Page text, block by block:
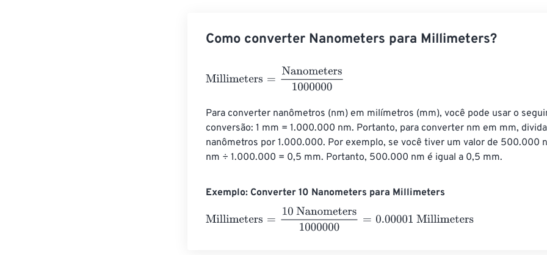
Como converter Nanometers para Millimeters?
Millimeters Nanometers1000000
Para converter nanômetros (nm) em milímetros (mm), você pode usar o
conversão: 1 mm = 1.000.000 nm. Portanto, para converter nm em mm,
nanômetros por 1.000.000. Por exemplo, se você tiver um valor de 500.000
nm ÷ 1.000.000 = 0,5 mm. Portanto, 500.000 nm é igual a 0,5 mm.
Exemplo: Converter 10 Nanometers para Millimeters
Millimeters
10 Nanometers1000000 0.00001 Millimeters